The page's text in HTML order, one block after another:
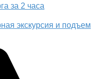
за 2 часа
экскурсия и подъем